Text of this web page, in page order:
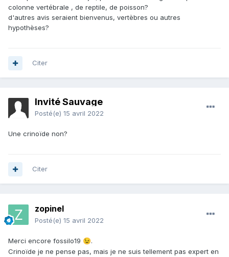
colonne vertébrale , de reptile, de poisson?
d'autres avis seraient bienvenus, vertèbres ou autres
hypothèses?
Citer
Invité Sauvage
Posté(e) 15 avril 2022
Une crinoïde non?
Citer
zopinel
Posté(e) 15 avril 2022
Merci encore fossilo19 😉.
Crinoïde je ne pense pas, mais je ne suis tellement pas expert en